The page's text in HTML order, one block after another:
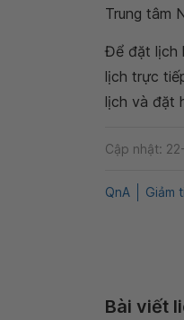
Trung tâm
Để đặt lịch
lịch trực
lịch và đặt
Cập nhật:
QnA Giảm
Bài viết